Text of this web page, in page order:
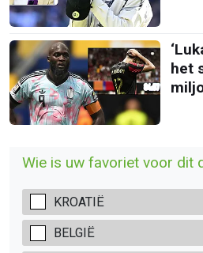
het
Wie is uw favoriet voor dit
KROATIË
BELGIË